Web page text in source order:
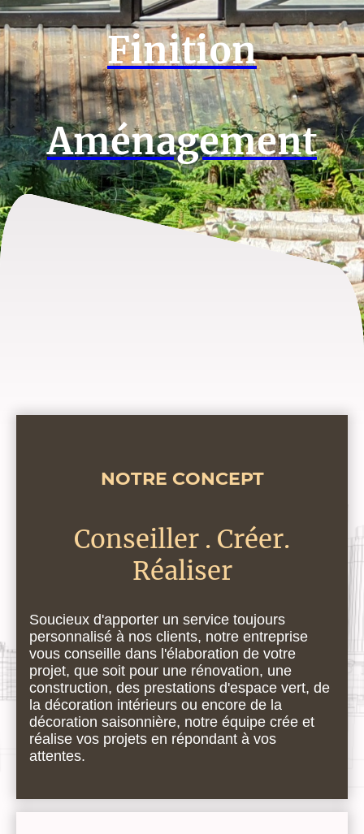
Finition
Aménagement
NOTRE CONCEPT
Conseiller . Créer.
Réaliser
Soucieux d'apporter un service toujours
personnalisé à nos clients, notre entreprise
vous conseille dans l'élaboration de votre
projet, que soit pour une rénovation, une
construction, des prestations d'espace vert, de
la décoration intérieurs ou encore de la
décoration saisonnière, notre équipe crée et
réalise vos projets en répondant à vos
attentes.